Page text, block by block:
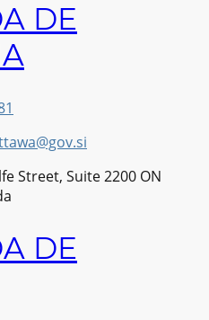
DE
Street, Suite 2200 ON
DE